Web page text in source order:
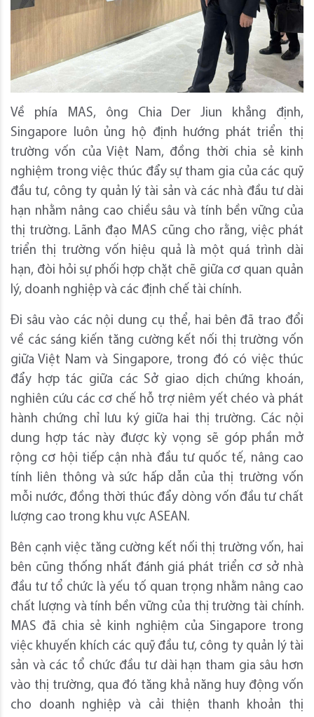
Về phía MAS, ông Chia Der Jiun khẳng định,
Singapore luôn ủng hộ định hướng phát triển thị
trường vốn của Việt Nam, đồng thời chia sẻ kinh
nghiệm trong việc thúc đẩy sự tham gia của các quỹ
đầu tư, công ty quản lý tài sản và các nhà đầu tư dài
hạn nhằm nâng cao chiều sâu và tính bền vững của
thị trường. Lãnh đạo MAS cũng cho rằng, việc phát
triển thị trường vốn hiệu quả là một quá trình dài
hạn, đòi hỏi sự phối hợp chặt chẽ giữa cơ quan quản
lý, doanh nghiệp và các định chế tài chính.
Đi sâu vào các nội dung cụ thể, hai bên đã trao đổi
về các sáng kiến tăng cường kết nối thị trường vốn
giữa Việt Nam và Singapore, trong đó có việc thúc
đẩy hợp tác giữa các Sở giao dịch chứng khoán,
nghiên cứu các cơ chế hỗ trợ niêm yết chéo và phát
hành chứng chỉ lưu ký giữa hai thị trường. Các nội
dung hợp tác này được kỳ vọng sẽ góp phần mở
rộng cơ hội tiếp cận nhà đầu tư quốc tế, nâng cao
tính liên thông và sức hấp dẫn của thị trường vốn
mỗi nước, đồng thời thúc đẩy dòng vốn đầu tư chất
lượng cao trong khu vực ASEAN.
Bên cạnh việc tăng cường kết nối thị trường vốn, hai
bên cũng thống nhất đánh giá phát triển cơ sở nhà
đầu tư tổ chức là yếu tố quan trọng nhằm nâng cao
chất lượng và tính bền vững của thị trường tài chính.
MAS đã chia sẻ kinh nghiệm của Singapore trong
việc khuyến khích các quỹ đầu tư, công ty quản lý tài
sản và các tổ chức đầu tư dài hạn tham gia sâu hơn
vào thị trường, qua đó tăng khả năng huy động vốn
cho doanh nghiệp và cải thiện thanh khoản thị